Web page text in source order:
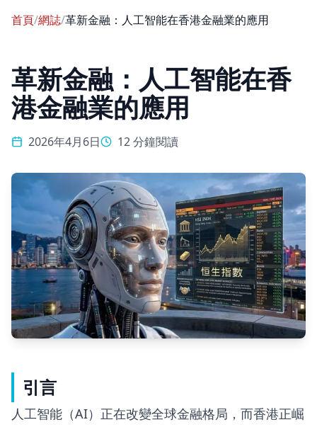
首頁/網誌/革新金融：人工智能在香港金融業的應用
革新金融：人工智能在香
港金融業的應用
2026年4月6日 12 分鐘閱讀
引言
人工智能（AI）正在改變全球金融格局，而香港正崛